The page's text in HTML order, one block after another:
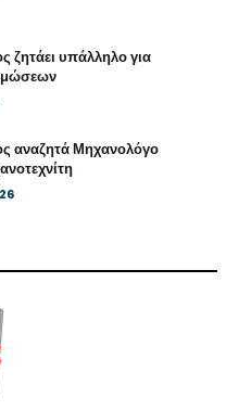
ζητάει υπάλληλο για
αναζητά Μηχανολόγο